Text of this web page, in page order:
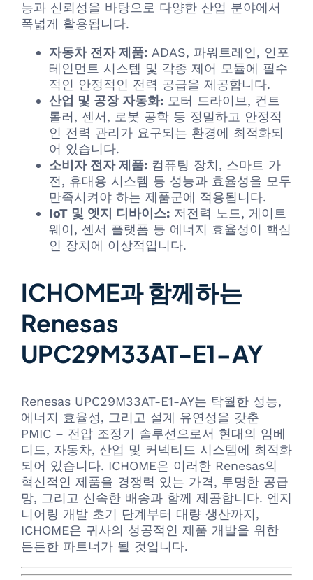
능과 신뢰성을 바탕으로 다양한 산업 분야에서
폭넓게 활용됩니다.
자동차 전자 제품: ADAS, 파워트레인, 인포
테인먼트 시스템 및 각종 제어 모듈에 필수
적인 안정적인 전력 공급을 제공합니다.
산업 및 공장 자동화: 모터 드라이브, 컨트
롤러, 센서, 로봇 공학 등 정밀하고 안정적
인 전력 관리가 요구되는 환경에 최적화되
어 있습니다.
소비자 전자 제품: 컴퓨팅 장치, 스마트 가
전, 휴대용 시스템 등 성능과 효율성을 모두
만족시켜야 하는 제품군에 적용됩니다.
IoT 및 엣지 디바이스: 저전력 노드, 게이트
웨이, 센서 플랫폼 등 에너지 효율성이 핵심
인 장치에 이상적입니다.
ICHOME과 함께하는
Renesas
UPC29M33AT-E1-AY
Renesas UPC29M33AT-E1-AY는 탁월한 성능,
에너지 효율성, 그리고 설계 유연성을 갖춘
PMIC – 전압 조정기 솔루션으로서 현대의 임베
디드, 자동차, 산업 및 커넥티드 시스템에 최적화
되어 있습니다. ICHOME은 이러한 Renesas의
혁신적인 제품을 경쟁력 있는 가격, 투명한 공급
망, 그리고 신속한 배송과 함께 제공합니다. 엔지
니어링 개발 초기 단계부터 대량 생산까지,
ICHOME은 귀사의 성공적인 제품 개발을 위한
든든한 파트너가 될 것입니다.